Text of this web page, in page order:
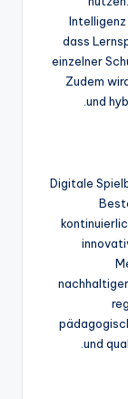
Intelligenz
dass
einzelner
Zudem
und
Digitale
und